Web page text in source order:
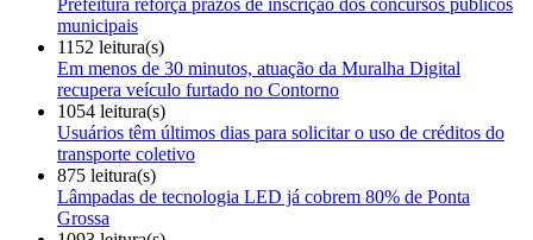
municipais
1152 leitura(s)
Em menos de 30 minutos, atuação da Muralha Digital
recupera veículo furtado no Contorno
1054 leitura(s)
Usuários têm últimos dias para solicitar o uso de créditos do
transporte coletivo
875 leitura(s)
Lâmpadas de tecnologia LED já cobrem 80% de Ponta
Grossa